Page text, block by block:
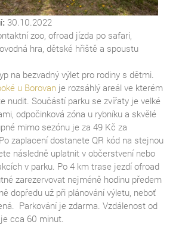
30.10.2022
zoo, ofroad jízda po safari,
hra, dětské hřiště a spoustu
na bezvadný výlet pro rodiny s dětmi.
u Borovan je rozsáhlý areál ve kterém
nudit. Součástí parku se zvířaty je velké
odpočinková zóna u rybníku a skvělé
mimo sezónu je za 49 Kč za
zaplacení dostanete QR kód na stejnou
následně uplatnit v občerstvení nebo
v parku. Po 4 km trase jezdí ofroad
zarezervovat nejméně hodinu předem
dopředu už při plánování výletu, neboť
Parkování je zdarma. Vzdálenost od
cca 60 minut.